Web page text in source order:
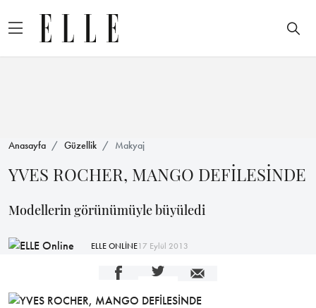
Anasayfa Güzellik Makyaj
YVES ROCHER, MANGO DEFİLESİNDE
Modellerin görünümüyle büyüledi
ELLE ONLİNE17 Eylül 2013